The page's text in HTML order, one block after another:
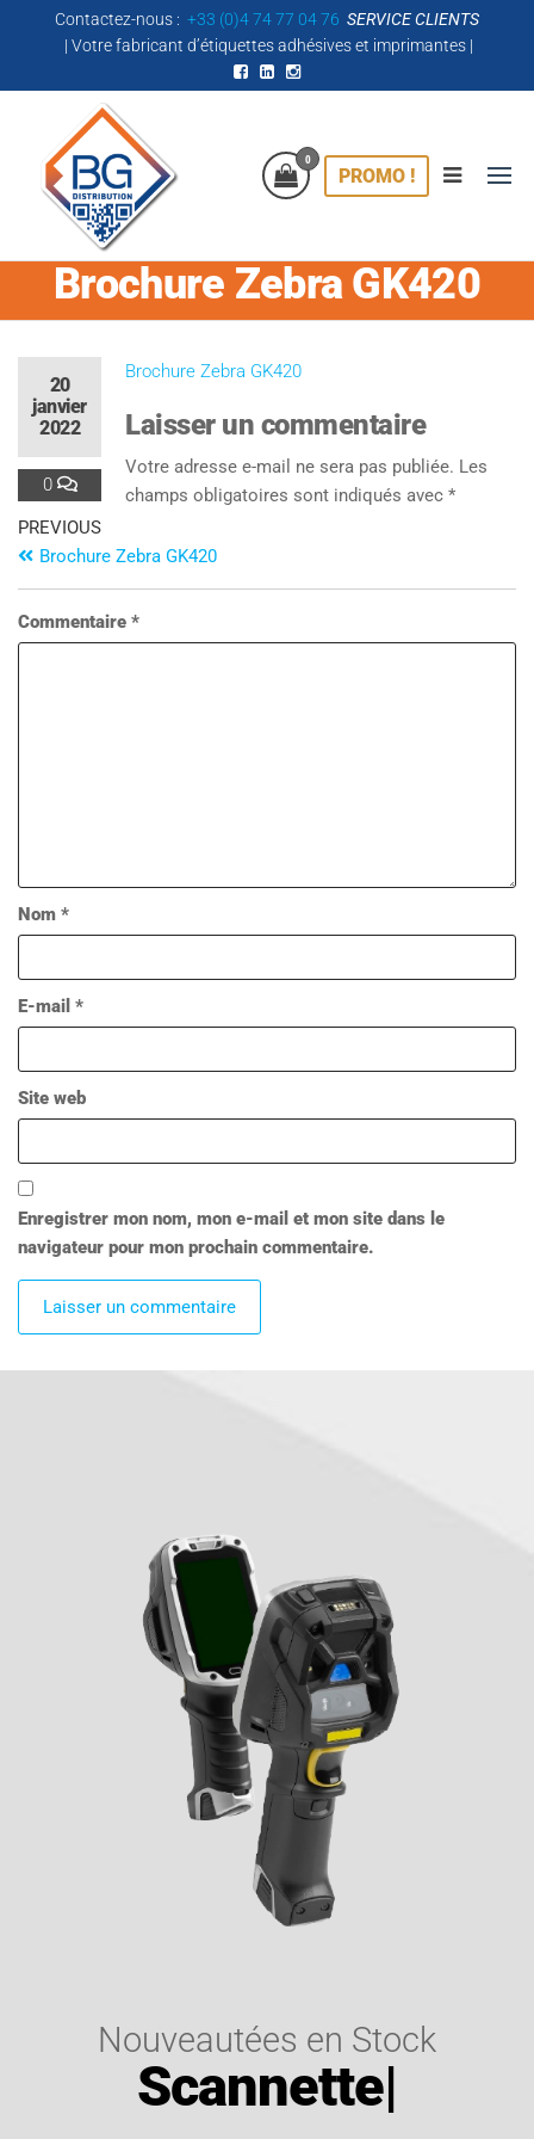
Contactez-nous : +33 (0)4 74 77 04 76 SERVICE CLIENTS
| Votre fabricant d’étiquettes adhésives et imprimantes |
BG
Comme une
Adhésives &
Accessoires
0
PROMO !
Brochure Zebra GK420
20
janvier
2022
0
Brochure Zebra GK420
PREVIOUS
Brochure Zebra GK420
Laisser un commentaire
Votre adresse e-mail ne sera pas publiée. Les
champs obligatoires sont indiqués avec *
Commentaire *
Nom *
E-mail *
Site web
Enregistrer mon nom, mon e-mail et mon site dans le
navigateur pour mon prochain commentaire.
Nouveautées en Stock
Scannette|